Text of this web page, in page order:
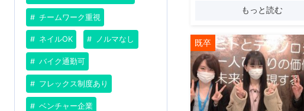
チームワーク重視
ネイルOK ノルマなし
バイク通勤可
フレックス制度あり
ベンチャー企業
もっと読む
既卒